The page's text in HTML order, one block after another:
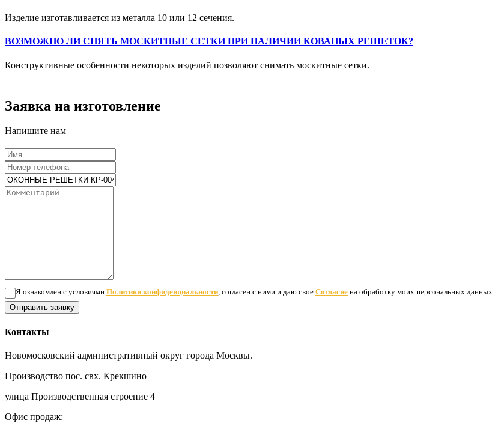
Изделие изготавливается из металла 10 или 12 сечения.
ВОЗМОЖНО ЛИ СНЯТЬ МОСКИТНЫЕ СЕТКИ ПРИ НАЛИЧИИ КОВАНЫХ РЕШЕТОК?
Конструктивные особенности некоторых изделий позволяют снимать москитные сетки.
Заявка на изготовление
Напишите нам
Я ознакомлен с условиями Политики конфиденциальности, согласен с ними и даю свое Согласие на обработку моих персональных данных.
Отправить заявку
Контакты
Новомосковский административный округ города Москвы.
Производство пос. свх. Крекшино
улица Производственная строение 4
Офис продаж: